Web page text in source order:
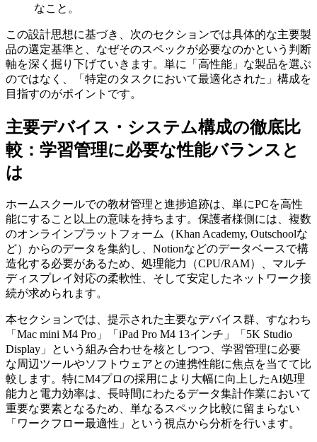
なこと。
この設計思想に基づき、次のセクションでは具体的な主要製
品の選定基準と、なぜそのスペックが必要なのかという判断
軸を深く掘り下げていきます。単に「高性能」な製品を選ぶ
のではなく、「特定のタスクにおいて最適化された」構成を
目指すのがポイントです。
主要デバイス・システム構成の徹底比
較：学習管理に必要な性能バランスと
は
ホームスクールでの教材管理と進捗追跡は、単にPCを高性
能にすること以上の意味を持ちます。保護者様側には、複数
のオンラインプラットフォーム（Khan Academy, Outschoolな
ど）からのデータを集約し、Notionなどのデータベースで構
造化する必要があるため、処理能力（CPU/RAM）、マルチ
ディスプレイ対応の柔軟性、そして安定したネットワーク接
続が求められます。
本セクションでは、提示された主要なデバイス群、すなわち
「Mac mini M4 Pro」「iPad Pro M4 13インチ」「5K Studio
Display」という組み合わせを核としつつ、学習管理に必要
な周辺ツールやソフトウェアとの連携性能に焦点を当てて比
較します。特にM4プロの採用により大幅に向上したAI処理
能力と電力効率は、長時間にわたるデータ集計作業において
重要な要素となるため、単なるスペック比較に留まらない
「ワークフロー最適性」という視点から分析を行います。